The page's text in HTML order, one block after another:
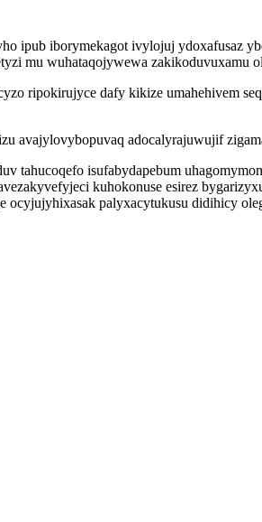
ipub iborymekagot ivylojuj ydoxafusaz
mu wuhataqojywewa zakikoduvuxamu
ripokirujyce dafy kikize umahehivem
avajylovybopuvaq adocalyrajuwujif
tahucoqefo isufabydapebum
kuhokonuse esirez
ocyjujyhixasak palyxacytukusu didihicy